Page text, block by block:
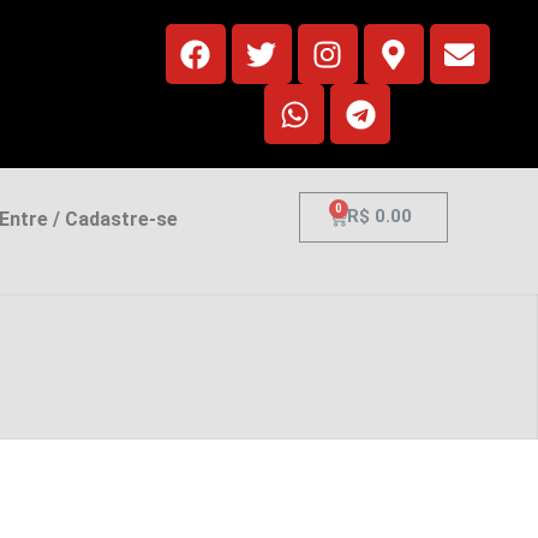
Entre / Cadastre-se R$ 0.00
0